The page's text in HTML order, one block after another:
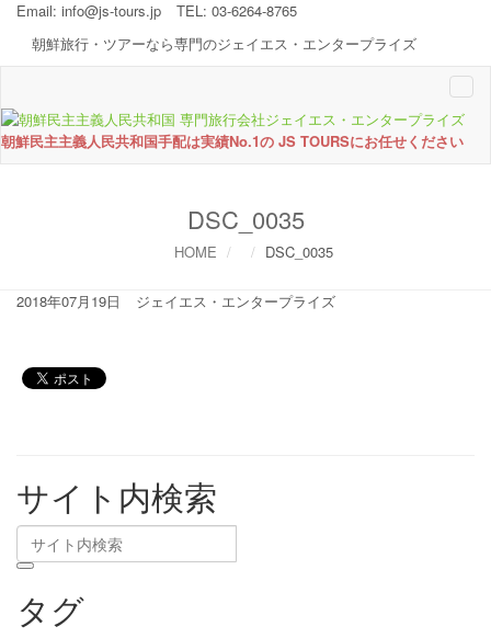
Email: info@js-tours.jp
TEL: 03-6264-8765
朝鮮旅行・ツアーなら専門のジェイエス・エンタープライズ
朝鮮民主主義人民共和国手配は実績No.1の JS TOURSにお任せください
DSC_0035
HOME DSC_0035
2018年07月19日 ジェイエス・エンタープライズ
サイト内検索
タグ